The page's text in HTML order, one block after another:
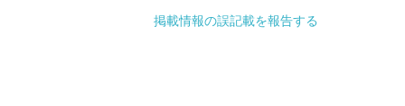
掲載情報の誤記載を報告する